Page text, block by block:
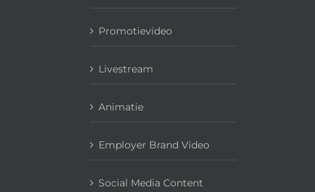
Promotievideo
Livestream
Animatie
Employer Brand Video
Social Media Content